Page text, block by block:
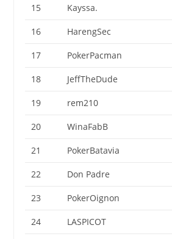
15 Kayssa.
16 HarengSec
17 PokerPacman
18 JeffTheDude
19 rem210
20 WinaFabB
21 PokerBatavia
22 Don Padre
23 PokerOignon
24 LASPICOT